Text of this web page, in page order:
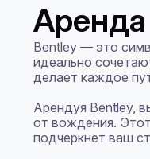
Bentley — это
идеально
делает каждое
Арендуя Bentley,
от вождения.
подчеркнет ваш